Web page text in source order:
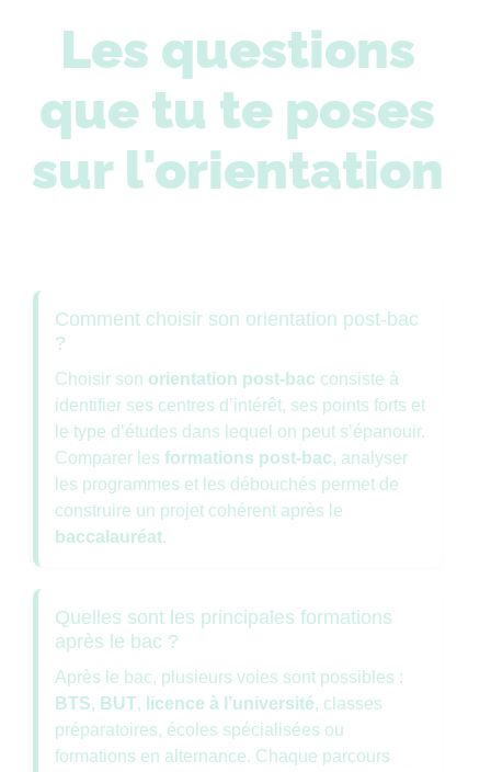
Les questions
que tu te poses
sur l'orientation
Comment choisir son orientation post-bac
?
Choisir son orientation post-bac consiste à
identifier ses centres d’intérêt, ses points forts et
le type d’études dans lequel on peut s’épanouir.
Comparer les formations post-bac, analyser
les programmes et les débouchés permet de
construire un projet cohérent après le
baccalauréat.
Quelles sont les principales formations
après le bac ?
Après le bac, plusieurs voies sont possibles :
BTS, BUT, licence à l’université, classes
préparatoires, écoles spécialisées ou
formations en alternance. Chaque parcours